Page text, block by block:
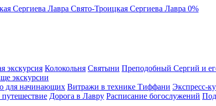
Сергиева Лавра Свято-Троицкая Сергиева Лавра 0%
экскурсия Колокольня Святыни Преподобный Сергий и
экскурсии
для начинающих Витражи в технике Тиффани Экспресс-
Дорога в Лавру Расписание богослужений